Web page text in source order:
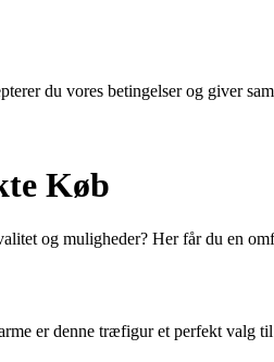
du vores betingelser og giver
Køb
og muligheder? Her får du en
er denne træfigur et perfekt valg